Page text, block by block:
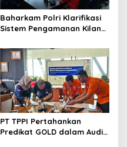
Baharkam Polri Klarifikasi
Sistem Pengamanan Kilang
PT TPPI Pertahankan
Predikat GOLD dalam Audit